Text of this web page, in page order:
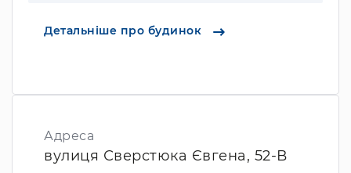
Детальніше про будинок
Адреса
вулиця Сверстюка Євгена, 52-В